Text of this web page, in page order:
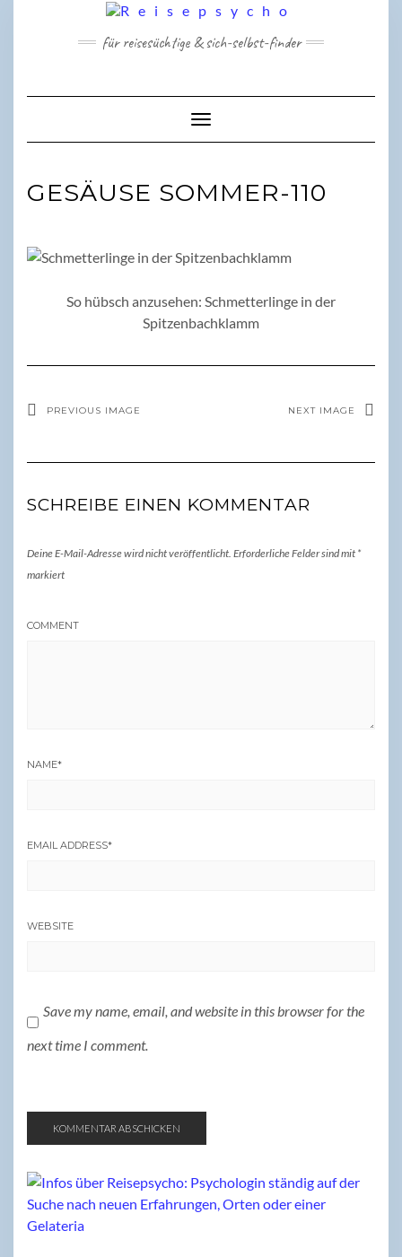
für reisesüchtige & sich-selbst-finder
Toggle Navigation
GESÄUSE SOMMER-110
So hübsch anzusehen: Schmetterlinge in der
Spitzenbachklamm
PREVIOUS IMAGE NEXT IMAGE
SCHREIBE EINEN KOMMENTAR
Deine E-Mail-Adresse wird nicht veröffentlicht. Erforderliche Felder sind mit *
markiert
COMMENT
NAME*
EMAIL ADDRESS*
WEBSITE
Save my name, email, and website in this browser for the
next time I comment.